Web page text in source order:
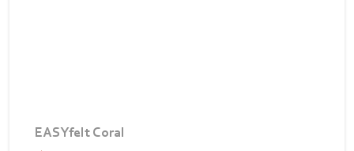
EASYfelt Coral